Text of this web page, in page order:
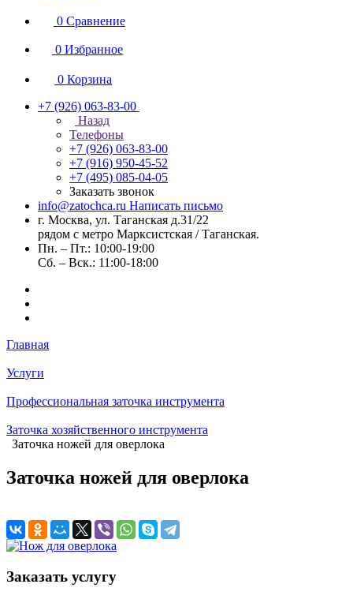
0 Сравнение
0 Избранное
0 Корзина
+7 (926) 063-83-00
Назад
Телефоны
+7 (926) 063-83-00
+7 (916) 950-45-52
+7 (495) 085-04-05
Заказать звонок
info@zatochca.ru Написать письмо
г. Москва, ул. Таганская д.31/22
рядом с метро Марксистская / Таганская.
Пн. – Пт.: 10:00-19:00
Сб. – Вск.: 11:00-18:00
Главная
Услуги
Профессиональная заточка инструмента
Заточка хозяйственного инструмента
Заточка ножей для оверлока
Заточка ножей для оверлока
Заказать услугу